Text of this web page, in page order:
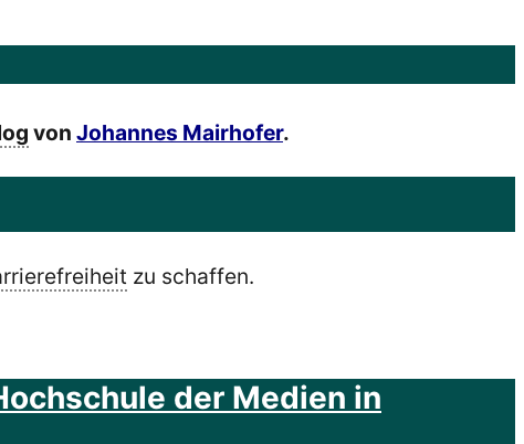
von Johannes Mairhofer.
zu schaffen.
der Medien in